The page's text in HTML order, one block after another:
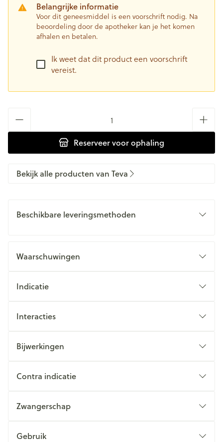
Belangrijke informatie
Voor dit geneesmiddel is een voorschrift nodig. Na
beoordeling door de apotheker kan je het komen
afhalen en betalen.
Ik weet dat dit product een voorschrift
vereist.
Reserveervoor ophaling
Bekijk alle producten van Teva
Beschikbare leveringsmethoden
Waarschuwingen
Indicatie
Interacties
Bijwerkingen
Contra indicatie
Zwangerschap
Gebruik